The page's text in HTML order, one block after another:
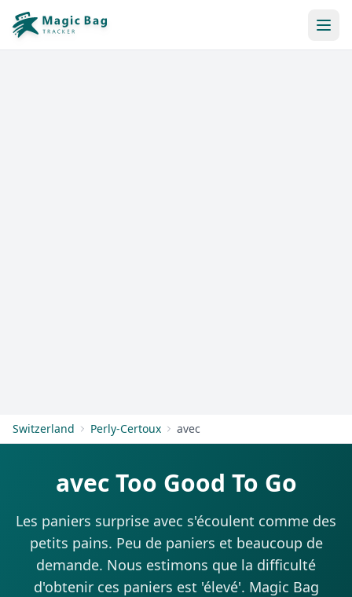
Switzerland Perly-Certoux avec
avec Too Good To Go
Les paniers surprise avec s'écoulent comme des
petits pains. Peu de paniers et beaucoup de
demande. Nous estimons que la difficulté
d'obtenir ces paniers est 'élevé'. Magic Bag